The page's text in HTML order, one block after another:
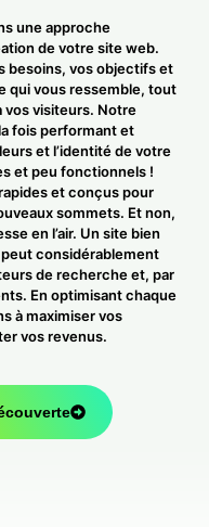
une approche
de votre site web.
besoins, vos objectifs et
qui vous ressemble, tout
vos visiteurs. Notre
fois performant et
et l’identité de votre
et peu fonctionnels !
et conçus pour
sommets. Et non,
en l’air. Un site bien
considérablement
de recherche et, par
En optimisant chaque
à maximiser vos
vos revenus.